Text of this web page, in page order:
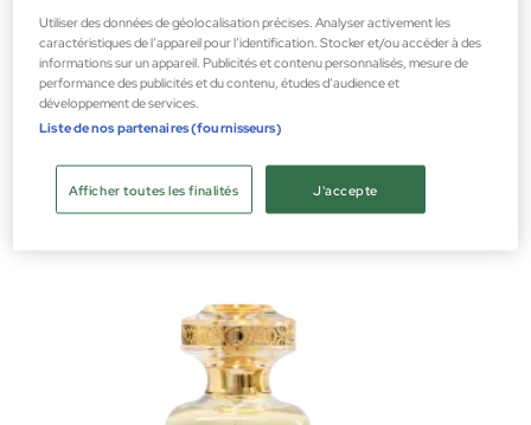
Touch Of Oud
Lemar Extrait de Parfum
153,00 €
Utiliser des données de géolocalisation précises. Analyser activement les
caractéristiques de l’appareil pour l’identification. Stocker et/ou accéder à des
informations sur un appareil. Publicités et contenu personnalisés, mesure de
performance des publicités et du contenu, études d’audience et
développement de services.
Liste de nos partenaires (fournisseurs)
J'accepte
Afficher toutes les finalités